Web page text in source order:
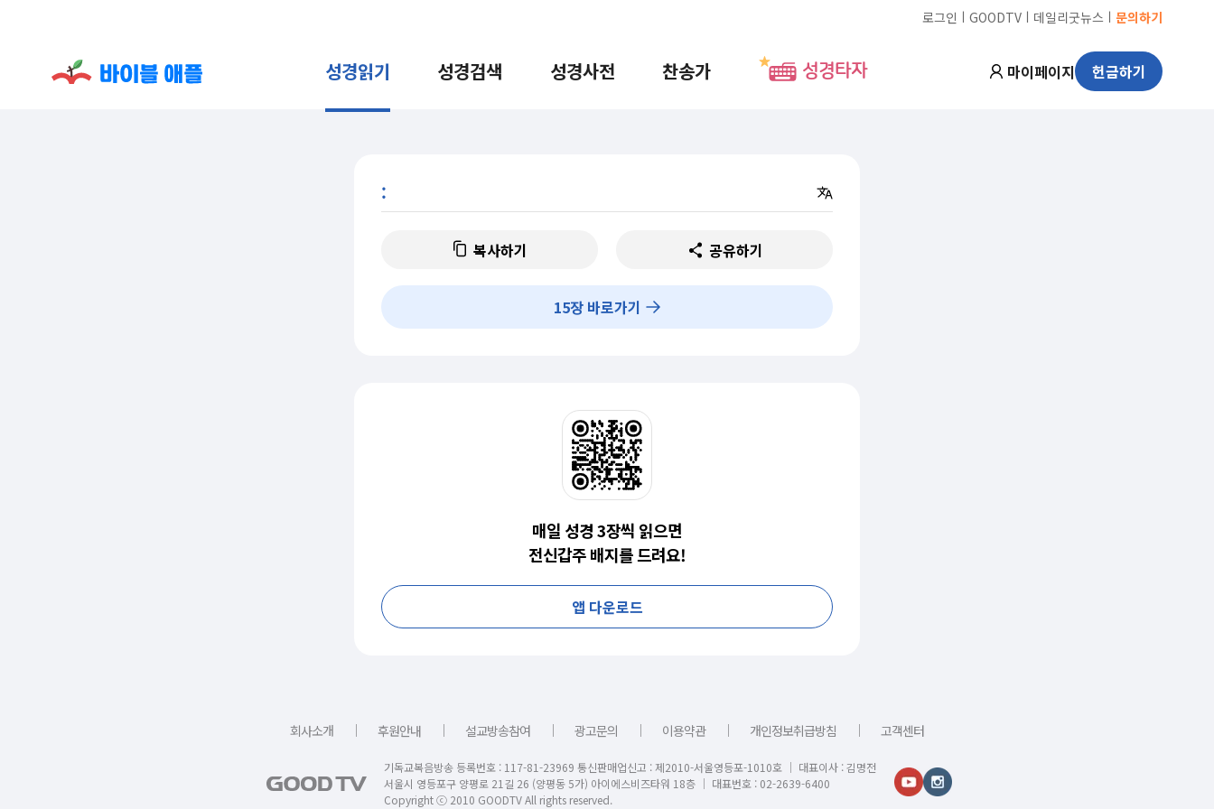
로그인 ㅣ GOODTV ㅣ 데일리굿뉴스 ㅣ 문의하기
성경읽기 성경검색 성경사전 찬송가 성경타자 마이페이지 헌금하기
:
복사하기 공유하기
15장 바로가기
매일 성경 3장씩 읽으면
전신갑주 배지를 드려요!
앱 다운로드
회사소개 ｜ 후원안내 ｜ 설교방송참여 ｜ 광고문의 ｜ 이용약관 ｜ 개인정보취급방침 ｜ 고객센터
기독교복음방송 등록번호 : 117-81-23969 통신판매업신고 : 제2010-서울영등포-1010호 │ 대표이사 : 김명전
서울시 영등포구 양평로 21길 26 (양평동 5가) 아이에스비즈타워 18층 │ 대표번호 : 02-2639-6400
Copyright ⓒ 2010 GOODTV All rights reserved.